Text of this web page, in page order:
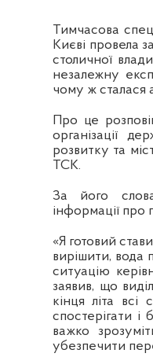
Тимчасова
Києві провела
столичної
незалежну
чому ж сталася
Про це
організації
розвитку та
ТСК.
За його
інформації про
«Я готовий
вирішити, вода
ситуацію
заявив, що
кінця літа всі
спостерігати
важко
убезпечити